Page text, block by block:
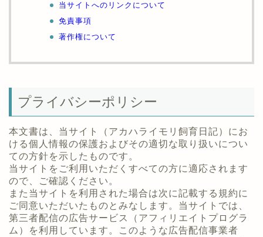
当サイトへのリンクについて
免責事項
著作権について
プライバシーポリシー
本文書は、当サイト（アカハライモリ飼育日記）にお
ける個人情報の保護およびその適切な取り扱いについ
ての方針を示したものです。
当サイトをご利用いただくすべての方に適応されます
ので、ご確認ください。
また当サイトを利用された場合は次に記載する規約に
ご同意いただいたものとみなします。 当サイトでは、
第三者配信の広告サービス（アフィリエイトプログラ
ム）を利用しています。このような広告配信事業者